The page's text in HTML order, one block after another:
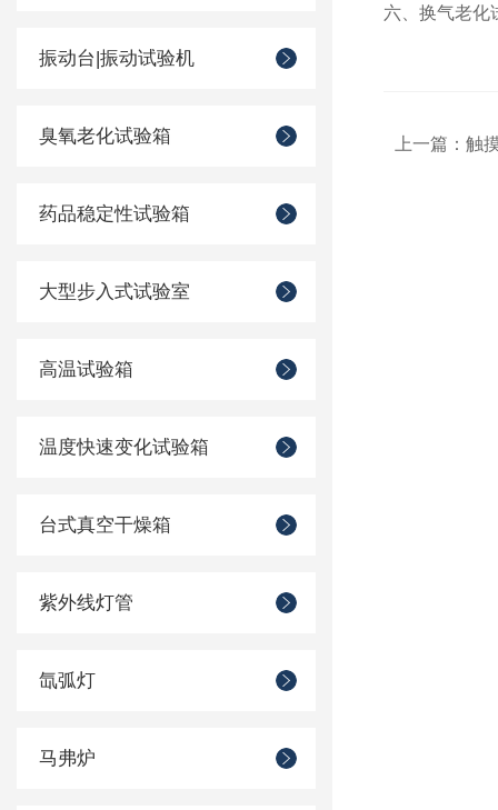
振动台|振动试验机
臭氧老化试验箱
药品稳定性试验箱
大型步入式试验室
高温试验箱
温度快速变化试验箱
台式真空干燥箱
紫外线灯管
氙弧灯
马弗炉
六、换气老化
上一篇： 触